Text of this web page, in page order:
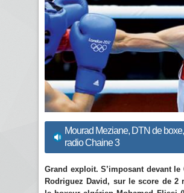
Mourad Meziane, DTN de
radio Chaine 3
Grand exploit. S’imposant devant le
Rodriguez David, sur le score de 2